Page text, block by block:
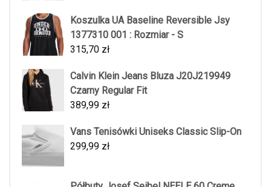
Koszulka UA Baseline Reversible Jsy
1377310 001 : Rozmiar - S
315,70 zł
Calvin Klein Jeans Bluza J20J219949
Czarny Regular Fit
389,99 zł
Vans Tenisówki Uniseks Classic Slip-On
299,99 zł